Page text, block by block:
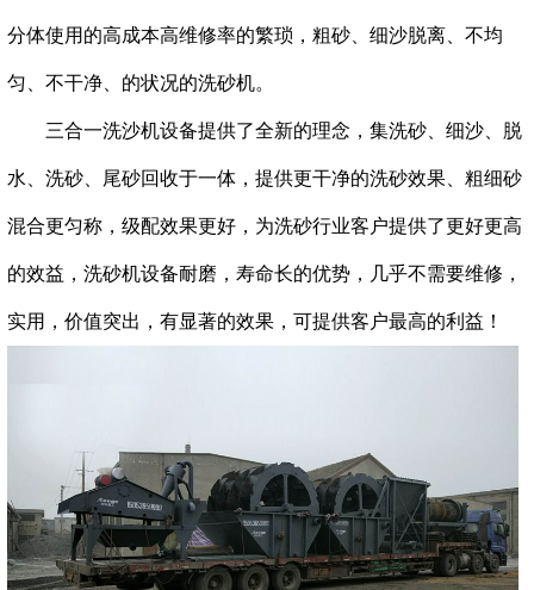
分体使用的高成本高维修率的繁琐，粗砂、细沙脱离、不均
匀、不干净、的状况的洗砂机。
三合一洗沙机设备提供了全新的理念，集洗砂、细沙、脱
水、洗砂、尾砂回收于一体，提供更干净的洗砂效果、粗细砂
混合更匀称，级配效果更好，为洗砂行业客户提供了更好更高
的效益，洗砂机设备耐磨，寿命长的优势，几乎不需要维修，
实用，价值突出，有显著的效果，可提供客户最高的利益！